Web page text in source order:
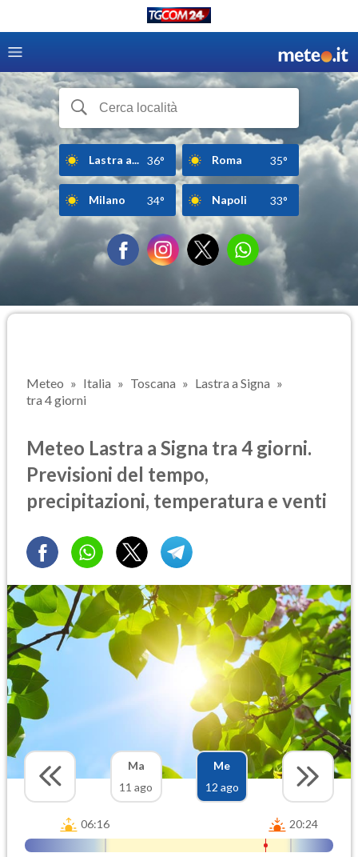
Lastra a... 36° Roma 35°
Milano 34° Napoli 33°
Meteo Italia Toscana
Lastra a Signa
tra 4 giorni
Meteo Lastra a Signa tra 4 giorni.
Previsioni del tempo,
precipitazioni, temperatura e venti
Ma
11 ago
Me
12 ago
06:16 20:24